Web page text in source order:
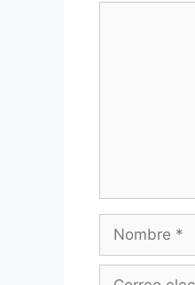
Nombre
Correo